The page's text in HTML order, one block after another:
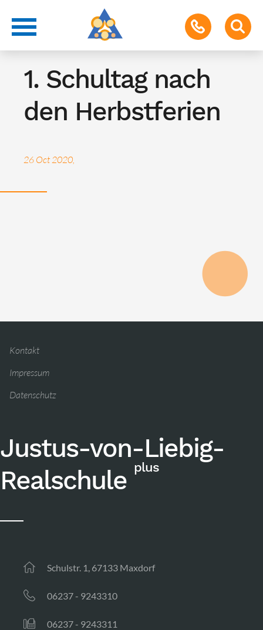
Termin für Schüler & Eltern
1. Schultag nach
den Herbstferien
26 Oct 2020,
Kontakt
Impressum
Datenschutz
Justus-von-Liebig-
Realschule plus
Schulstr. 1, 67133 Maxdorf
06237 - 9243310
06237 - 9243311